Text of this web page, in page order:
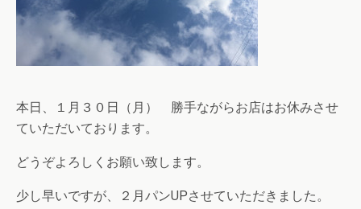
本日、１月３０日（月） 勝手ながらお店はお休みさせ
ていただいております。
どうぞよろしくお願い致します。
少し早いですが、２月パンUPさせていただきました。